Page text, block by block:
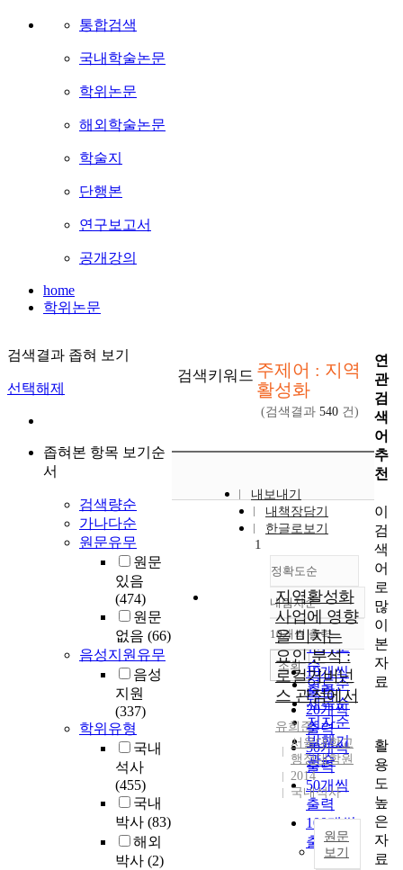
통합검색
국내학술논문
학위논문
해외학술논문
학술지
단행본
연구보고서
공개강의
home
학위논문
검색결과 좁혀 보기
선택해제
좁혀본 항목 보기순
서
검색량순
가나다순
원문유무
원문
있음
(474)
원문
없음 (66)
음성지원유무
음성
지원
(337)
학위유형
국내
석사
(455)
국내
박사 (83)
해외
박사 (2)
검색키워드 주제어 : 지역
활성화
(검색결과 540 건)
내보내기
내책장담기
한글로보기
정확도순
정확도
순
인기도
순
연도순
제목순
저자순
발행기
관순
내림차순
내림차순
10개씩 출력
10개씩
출력
20개씩
출력
30개씩
출력
50개씩
출력
100개씩
출력
조회
1
지역활성화
사업에 영향
을 미치는
요인 분석 :
로컬거버넌
스 관점에서
유희준
서울대학교
행정대학원
2014
국내석사
원문
보기
연
관
검
색
어
추
천
이
검
색
어
로
많
이
본
자
료
활
용
도
높
은
자
료